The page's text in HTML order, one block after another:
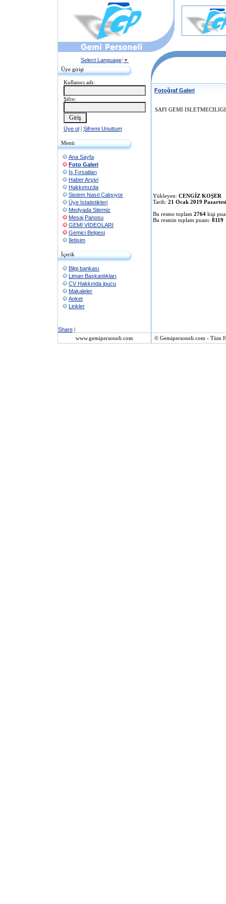
Select Language ▼
Üye girişi
Kullanıcı adı:
Şifre:
Üye ol| Şifremi Unuttum
Menü
Ana Sayfa
Foto Galeri
İş Fırsatları
Haber Arşivi
Hakkımızda
Sistem Nasıl Çalışıyor
Üye İstatistikleri
Medyada Sitemiz
Mesaj Panosu
GEMİ VİDEOLARI
Gemici Belgesi
İletişim
İçerik
Bilgi bankası
Liman Başkanlıkları
CV Hakkında ipucu
Makaleler
Anket
Linkler
Share |
Fotoğraf Galeri
SAFI GEMI ISLETMECILIGI
Yükleyen: CENGİZ KOŞER
Tarih: 21 Ocak 2019 Pazartesi
Bu resme toplam 2764 kişi
Bu resmin toplam puanı: 8119
www.gemipersoneli.com © Gemipersoneli.com - Tüm